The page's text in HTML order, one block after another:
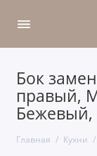
Бок
правый,
Бежевый,
Главная Кухни